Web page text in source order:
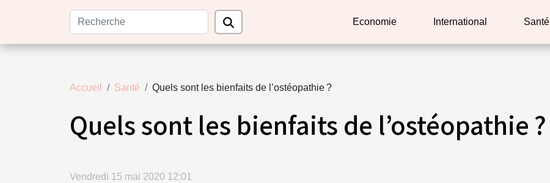
Economie International Santé
Accueil Santé Quels sont les bienfaits de l’ostéopathie ?
Quels sont les bienfaits de l’ostéopathie ?
Vendredi 15 mai 2020 12:01